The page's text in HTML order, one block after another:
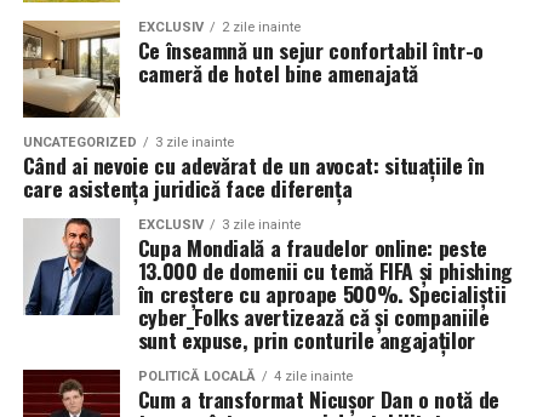
EXCLUSIV 2 zile inainte
Ce înseamnă un sejur confortabil într-o
cameră de hotel bine amenajată
UNCATEGORIZED 3 zile inainte
Când ai nevoie cu adevărat de un avocat: situațiile în
care asistența juridică face diferența
EXCLUSIV 3 zile inainte
Cupa Mondială a fraudelor online: peste
13.000 de domenii cu temă FIFA și phishing
în creștere cu aproape 500%. Specialiștii
cyber_Folks avertizează că și companiile
sunt expuse, prin conturile angajaților
POLITICĂ LOCALĂ 4 zile inainte
Cum a transformat Nicușor Dan o notă de